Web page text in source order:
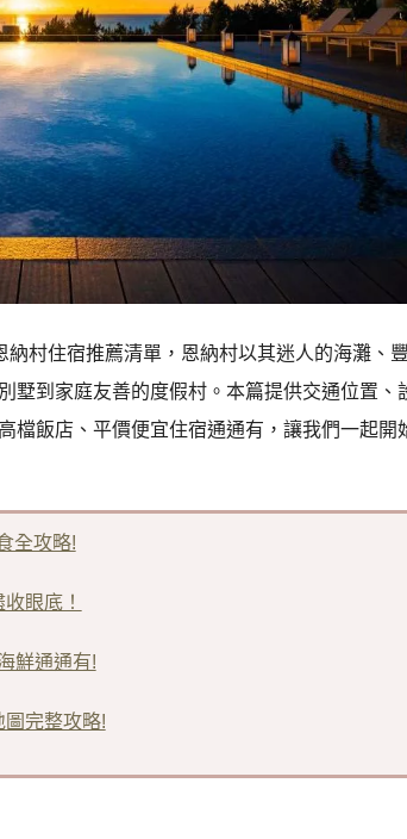
村住宿推薦清單，恩納村以其迷人的海灘、
墅到家庭友善的度假村。本篇提供交通位置、
飯店、平價便宜住宿通通有，讓我們一起開
全攻略!
眼底！
鮮通通有!
完整攻略!